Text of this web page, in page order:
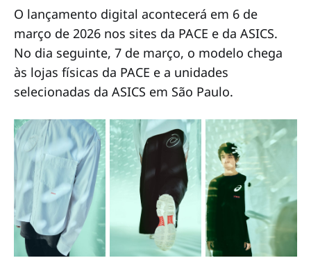
O lançamento digital acontecerá em 6 de
março de 2026 nos sites da PACE e da ASICS.
No dia seguinte, 7 de março, o modelo chega
às lojas físicas da PACE e a unidades
selecionadas da ASICS em São Paulo.